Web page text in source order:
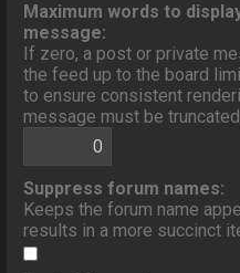
Maximum words to
message:
If zero, a post or private
the feed up to the board
to ensure consistent
message must be
Suppress forum names:
Keeps the forum name
results in a more succinct